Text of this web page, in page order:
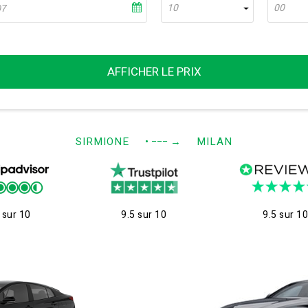
10 00
AFFICHER LE PRIX
SIRMIONE • −−− → MILAN
10 9.5 sur 10 9.5 sur 10